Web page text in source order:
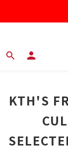
KTH'S